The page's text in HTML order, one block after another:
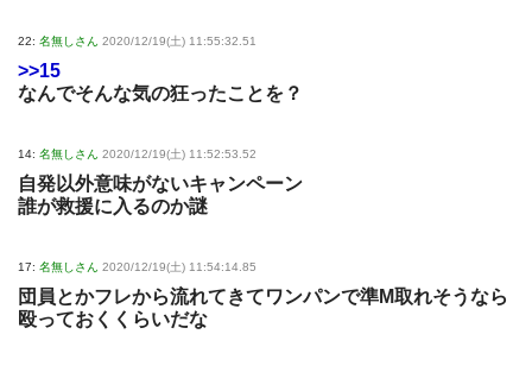
22: 名無しさん 2020/12/19(土) 11:55:32.51
>>15
なんでそんな気の狂ったことを？
14: 名無しさん 2020/12/19(土) 11:52:53.52
自発以外意味がないキャンペーン
誰が救援に入るのか謎
17: 名無しさん 2020/12/19(土) 11:54:14.85
団員とかフレから流れてきてワンパンで準M取れそうなら
殴っておくくらいだな